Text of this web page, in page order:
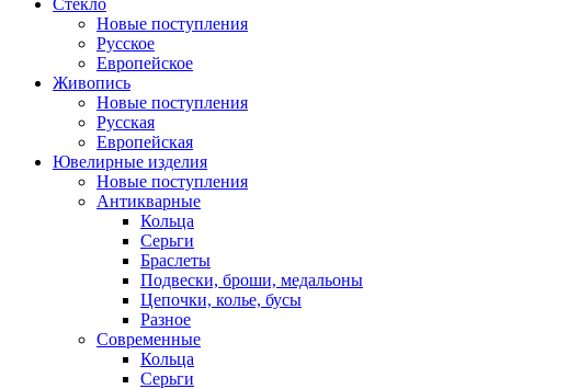
Стекло
Новые поступления
Русское
Европейское
Живопись
Новые поступления
Русская
Европейская
Ювелирные изделия
Новые поступления
Антикварные
Кольца
Серьги
Браслеты
Подвески, броши, медальоны
Цепочки, колье, бусы
Разное
Современные
Кольца
Серьги